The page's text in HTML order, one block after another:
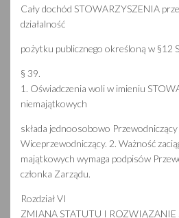
Cały dochód STOWARZYSZENIA
działalność
pożytku publicznego określoną w §12
§ 39.
1. Oświadczenia woli w imieniu
niemajątkowych
składa jednoosobowo
Wiceprzewodniczący. 2. Ważność
majątkowych wymaga podpisów
członka Zarządu.
Rozdział VI
ZMIANA STATUTU I ROZWIĄZANIE